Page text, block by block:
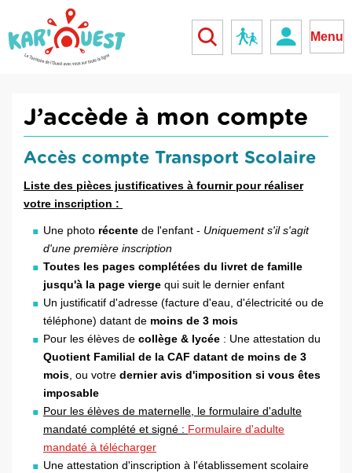
Menu
Réseau scolaire
J’accède à mon compte
Accès compte Transport Scolaire
Liste des pièces justificatives à fournir pour réaliser
votre inscription :
Une photo récente de l'enfant - Uniquement s'il s'agit
d'une première inscription
Toutes les pages complétées du livret de famille
jusqu'à la page vierge qui suit le dernier enfant
Un justificatif d'adresse (facture d'eau, d'électricité ou de
téléphone) datant de moins de 3 mois
Pour les élèves de collège & lycée : Une attestation du
Quotient Familial de la CAF datant de moins de 3
mois , ou votre dernier avis d'imposition si vous êtes
imposable
Pour les élèves de maternelle, le formulaire d'adulte
mandaté complété et signé : Formulaire d'adulte
mandaté à télécharger
Une attestation d'inscription à l'établissement scolaire